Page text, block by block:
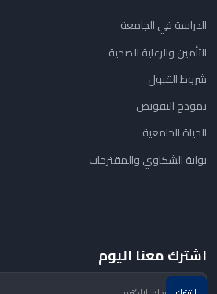
الدراسة في الجامعة
التأمين والرعاية الصحية
شروط القبول
نموذج التفويض
الحياة الجامعية
بوابة الشكاوي والمقترحات
اشترك معنا اليوم